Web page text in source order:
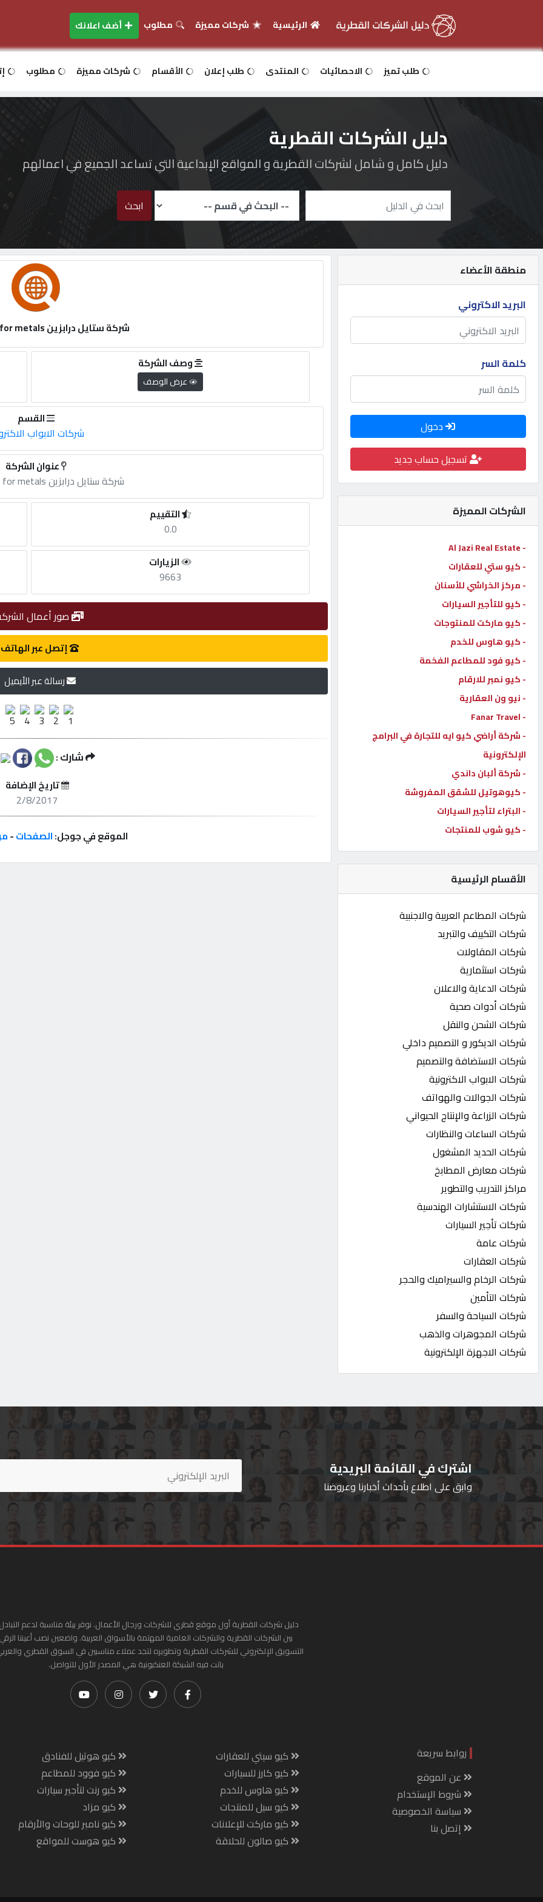
دخول
اعلانك
مطلوب
طلب
الاحصائيات
الأقسام
شركات
مميزة
إبحث
إتصل
بنا
إعلانات
المنتدى
كيو
مزاد
كيو
نمبر
كيو
كارز
كيو
الدليل
القطري
POWERED
QHOST
الرئيسية شركات مميزة مطلوب أضف اعلانك
طلب تميز الاحصائيات المنتدى طلب إعلان الأقسام شركات مميزة مطلوب
دليل الشركات القطرية
دليل كامل و شامل لشركات القطرية و المواقع الإبداعية التي تساعد الجميع في اعمالهم
ابحث
منطقة الأعضاء
البريد الاكتروني
كلمة السر
دخول
تسجيل حساب جديد
الشركات المميزة
- Al Jazi Real Estate
- كيو ستي للعقارات
- مركز الخراشي للأسنان
- كيو للتأجير السيارات
- كيو ماركت للمنتوجات
- كيو هاوس للخدم
- كيو فود للمطاعم الفخمة
- كيو نمبر للارقام
- نيو ون العقارية
- Fanar Travel
- شركة أراضي كيو ايه للتجارة في البرامج
الإلكترونية
- شركة ألبان داندي
- كيوهوتيل للشقق المفروشة
- البتراء لتأجير السيارات
- كيو شوب للمنتجات
الأقسام الرئيسية
شركات المطاعم العربية والاجنبية
شركات التكييف والتبريد
شركات المقاولات
شركات استثمارية
شركات الدعاية والاعلان
شركات أدوات صحية
شركات الشحن والنقل
شركات الديكور و التصميم داخلي
شركات الاستضافة والتصميم
شركات الابواب الاكترونية
شركات الجوالات والهواتف
شركات الزراعة والإنتاج الحيواني
شركات الساعات والنظارات
شركات الحديد المشغول
شركات معارض المطابخ
مراكز التدريب والتطوير
شركات الاستشارات الهندسية
شركات تأجير السيارات
شركات عامة
شركات العقارات
شركات الرخام والسيراميك والحجر
شركات التأمين
شركات السياحة والسفر
شركات المجوهرات والذهب
شركات الاجهزة الإلكترونية
شركة ستايل درابزين style drabzin for metals
وصف الشركة
عرض الوصف
القسم
شركات الابواب
عنوان الشركة
شركة ستايل درابزين style drabzin for metals
التقييم
0.0
الزيارات
9663
صور أعمال
إتصل عبر الهاتف
رسالة عبر الأيميل
شارك :
تاريخ الإضافة
2/8/2017
الموقع في جوجل:الصفحات-
اشترك في القائمة البريدية
وابق على اطلاع بأحداث أخبارنا وعروضنا
دليل شركات القطرية أول موقع قطري للشركات ورجال الأعمال. نوفر بيئة مناسبة لدعم
بين الشركات القطرية والشركات العامية المهتمة بالأسواق العربية. واضعين نصب أعيننا
التسويق الإلكتروني للشركات القطرية وتطويره لتجد عملاء مناسبين في السوق القطري
باتت فيه الشبكة العنكبونية هي المصدر الأول للتواصل.
روابط سريعة
عن الموقع
شروط الإستخدام
سياسة الخصوصية
إتصل بنا
كيو سيتي للعقارات
كيو كارز للسيارات
كيو هاوس للخدم
كيو سيل للمنتجات
كيو ماركت للإعلانات
كيو صالون للحلاقة
كيو هوتيل للفنادق
كيو فوود للمطاعم
كيو رنت لتأجير سيارات
كيو مزاد
كيو نامبر للوحات والأرقام
كيو هوست للمواقع